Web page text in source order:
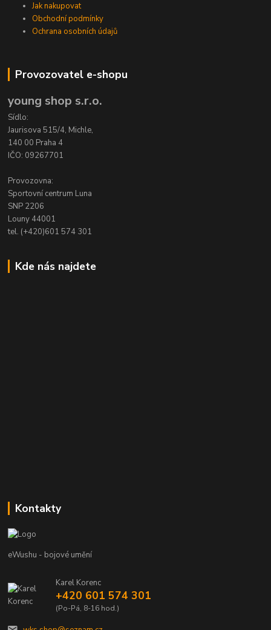
Jak nakupovat
Obchodní podmínky
Ochrana osobních údajů
Provozovatel e-shopu
young shop s.r.o.
Sídlo:
Jaurisova 515/4, Michle,
140 00 Praha 4
IČO: 09267701
Provozovna:
Sportovní centrum Luna
SNP 2206
Louny 44001
tel. (+420)601 574 301
Kde nás najdete
Kontakty
eWushu - bojové umění
Karel Korenc
+420 601 574 301
(Po-Pá, 8-16 hod.)